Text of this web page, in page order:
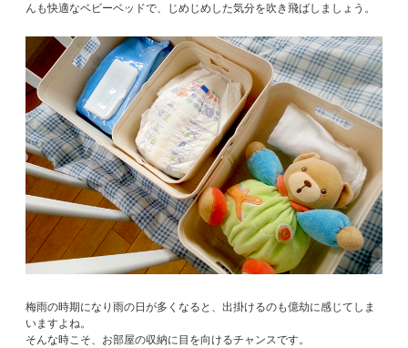
んも快適なベビーベッドで、じめじめした気分を吹き飛ばしましょう。
梅雨の時期になり雨の日が多くなると、出掛けるのも億劫に感じてしま
いますよね。
そんな時こそ、お部屋の収納に目を向けるチャンスです。